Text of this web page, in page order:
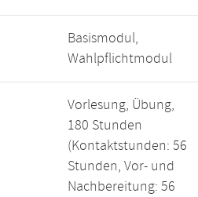
Basismodul,
Wahlpflichtmodul
Vorlesung, Übung,
180 Stunden
(Kontaktstunden: 56
Stunden, Vor- und
Nachbereitung: 56